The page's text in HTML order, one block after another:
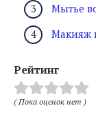
Мытье
Макияж
Рейтинг
( Пока оценок нет )